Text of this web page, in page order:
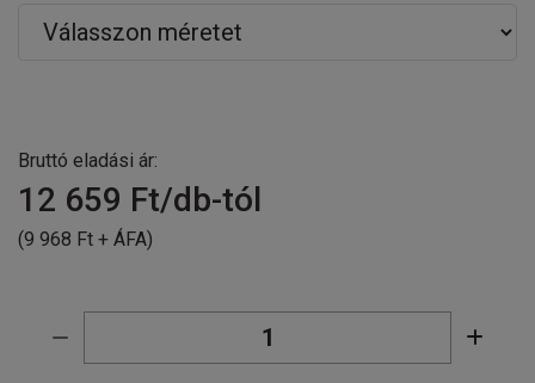
Bruttó eladási ár:
12 659 Ft/db-tól
(9 968 Ft + ÁFA)